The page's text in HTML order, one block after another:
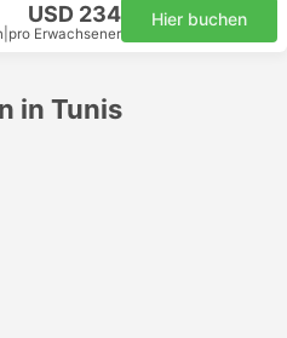
USD 234
pro Erwachsener
Hier buchen
in Tunis